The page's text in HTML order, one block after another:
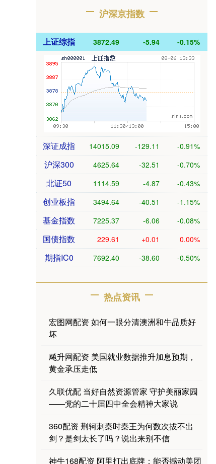
沪深京指数
上证综指 3872.49 -5.94 -0.15%
深证成指 14015.09 -129.11 -0.91%
沪深300 4625.64 -32.51 -0.70%
北证50 1114.59 -4.87 -0.43%
创业板指 3494.64 -40.51 -1.15%
基金指数 7225.37 -6.06 -0.08%
国债指数 229.61 +0.01 0.00%
期指IC0 7692.40 -38.60 -0.50%
热点资讯
宏图网配资 如何一眼分清澳洲和牛品质好
坏
飚升网配资 美国就业数据推升加息预期，
黄金承压走低
久联优配 当好自然资源管家 守护美丽家园
——党的二十届四中全会精神大家说
360配资 荆轲刺秦时秦王为何数次拔不出
剑？是剑太长了吗？说出来别不信
神牛168配资 阿里打出底牌：能否撼动美团